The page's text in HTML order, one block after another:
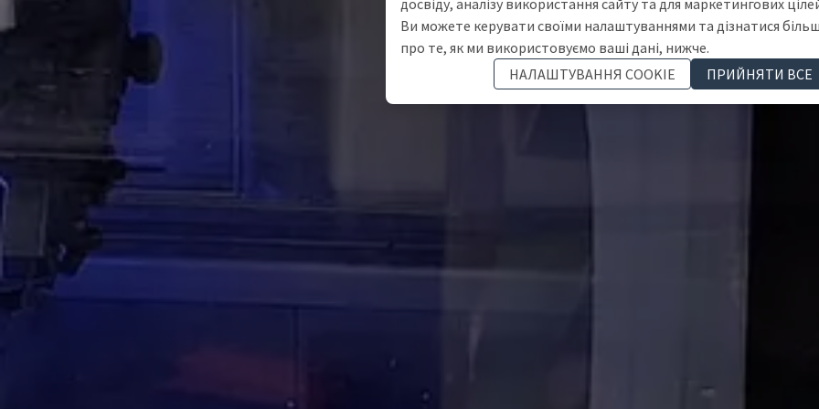
досвіду, аналізу використання сайту та для маркетингових
Ви можете керувати своїми налаштуваннями та дізнатися
про те, як ми використовуємо ваші дані, нижче.
НАЛАШТУВАННЯ COOKIE
ПРИЙНЯТИ ВСЕ